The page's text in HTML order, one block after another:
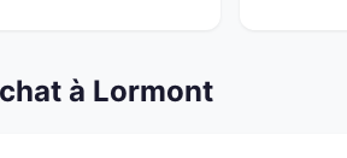
à Lormont